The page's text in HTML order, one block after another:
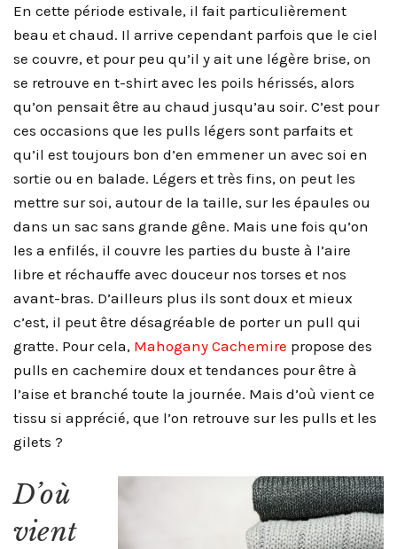
En cette période estivale, il fait particulièrement
beau et chaud. Il arrive cependant parfois que le ciel
se couvre, et pour peu qu’il y ait une légère brise, on
se retrouve en t-shirt avec les poils hérissés, alors
qu’on pensait être au chaud jusqu’au soir. C’est pour
ces occasions que les pulls légers sont parfaits et
qu’il est toujours bon d’en emmener un avec soi en
sortie ou en balade. Légers et très fins, on peut les
mettre sur soi, autour de la taille, sur les épaules ou
dans un sac sans grande gêne. Mais une fois qu’on
les a enfilés, il couvre les parties du buste à l’aire
libre et réchauffe avec douceur nos torses et nos
avant-bras. D’ailleurs plus ils sont doux et mieux
c’est, il peut être désagréable de porter un pull qui
gratte. Pour cela, Mahogany Cachemire propose des
pulls en cachemire doux et tendances pour être à
l’aise et branché toute la journée. Mais d’où vient ce
tissu si apprécié, que l’on retrouve sur les pulls et les
gilets ?
D’où
vient